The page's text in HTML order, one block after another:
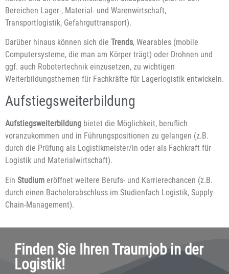
Bereichen Lager-, Material- und Warenwirtschaft,
Transportlogistik, Gefahrguttransport).
Darüber hinaus können sich die Trends, Wearables (mobile
Computersysteme, die man am Körper trägt) oder Drohnen und
ggf. auch Robotertechnik einzusetzen, zu wichtigen
Weiterbildungsthemen für Fachkräfte für Lagerlogistik entwickeln.
Aufstiegsweiterbildung
Aufstiegsweiterbildung bietet die Möglichkeit, beruflich
voranzukommen und in Führungspositionen zu gelangen (z.B.
durch die Prüfung als Logistikmeister/in oder als Fachkraft für
Logistik und Materialwirtschaft).
Ein Studium eröffnet weitere Berufs- und Karrierechancen (z.B.
durch einen Bachelorabschluss im Studienfach Logistik, Supply-
Chain-Management).
Finden Sie Ihren Traumjob in der
Logistik!